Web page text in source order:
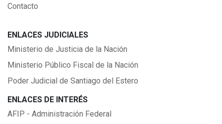
Contacto
ENLACES JUDICIALES
Ministerio de Justicia de la Nación
Ministerio Público Fiscal de la Nación
Poder Judicial de Santiago del Estero
ENLACES DE INTERÉS
AFIP - Administración Federal